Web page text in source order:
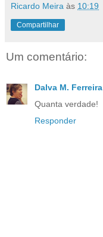
Ricardo Meira às 10:19
Compartilhar
Um comentário:
Dalva M. Ferreira
Quanta verdade!
Responder